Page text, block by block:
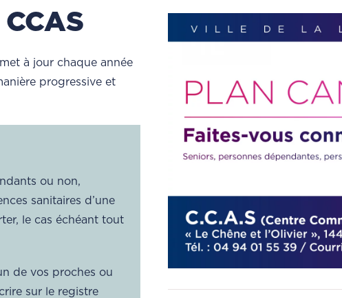
à jour chaque année
progressive et
ou non,
sanitaires d’une
le cas échéant tout
de vos proches ou
sur le registre